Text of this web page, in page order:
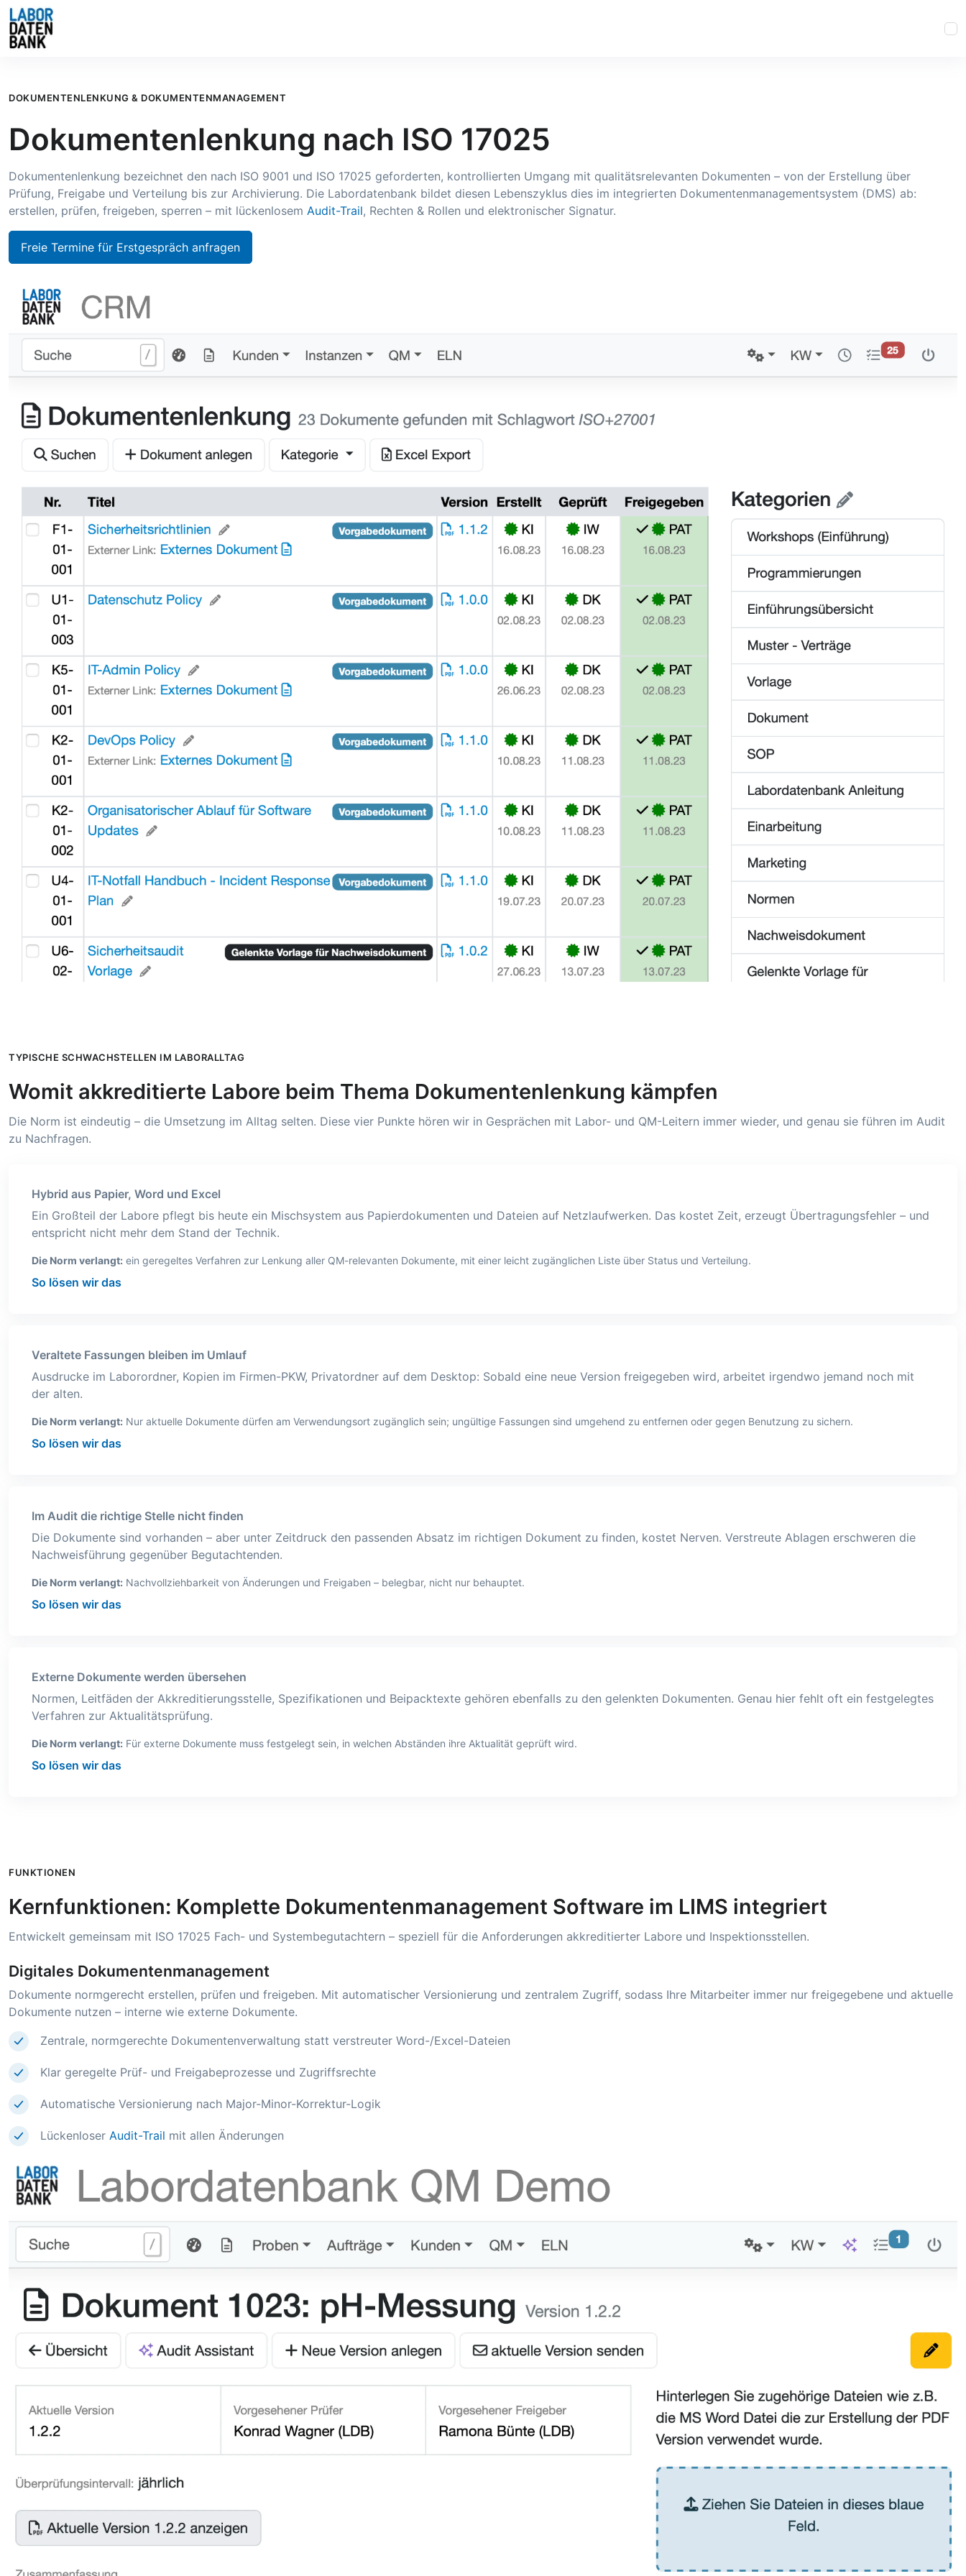
DOKUMENTENLENKUNG & DOKUMENTENMANAGEMENT
Dokumentenlenkung nach ISO 17025
Dokumentenlenkung bezeichnet den nach ISO 9001 und ISO 17025 geforderten, kontrollierten Umgang mit qualitätsrelevanten Dokumenten – von der Erstellung über
Prüfung, Freigabe und Verteilung bis zur Archivierung. Die Labordatenbank bildet diesen Lebenszyklus dies im integrierten Dokumentenmanagementsystem (DMS) ab:
erstellen, prüfen, freigeben, sperren – mit lückenlosem Audit-Trail, Rechten & Rollen und elektronischer Signatur.
Freie Termine für Erstgespräch anfragen
TYPISCHE SCHWACHSTELLEN IM LABORALLTAG
Womit akkreditierte Labore beim Thema Dokumentenlenkung kämpfen
Die Norm ist eindeutig – die Umsetzung im Alltag selten. Diese vier Punkte hören wir in Gesprächen mit Labor- und QM-Leitern immer wieder, und genau sie führen im Audit
zu Nachfragen.
Hybrid aus Papier, Word und Excel
Ein Großteil der Labore pflegt bis heute ein Mischsystem aus Papierdokumenten und Dateien auf Netzlaufwerken. Das kostet Zeit, erzeugt Übertragungsfehler – und
entspricht nicht mehr dem Stand der Technik.
Die Norm verlangt: ein geregeltes Verfahren zur Lenkung aller QM-relevanten Dokumente, mit einer leicht zugänglichen Liste über Status und Verteilung.
So lösen wir das
Veraltete Fassungen bleiben im Umlauf
Ausdrucke im Laborordner, Kopien im Firmen-PKW, Privatordner auf dem Desktop: Sobald eine neue Version freigegeben wird, arbeitet irgendwo jemand noch mit
der alten.
Die Norm verlangt: Nur aktuelle Dokumente dürfen am Verwendungsort zugänglich sein; ungültige Fassungen sind umgehend zu entfernen oder gegen Benutzung zu sichern.
So lösen wir das
Im Audit die richtige Stelle nicht finden
Die Dokumente sind vorhanden – aber unter Zeitdruck den passenden Absatz im richtigen Dokument zu finden, kostet Nerven. Verstreute Ablagen erschweren die
Nachweisführung gegenüber Begutachtenden.
Die Norm verlangt: Nachvollziehbarkeit von Änderungen und Freigaben – belegbar, nicht nur behauptet.
So lösen wir das
Externe Dokumente werden übersehen
Normen, Leitfäden der Akkreditierungsstelle, Spezifikationen und Beipacktexte gehören ebenfalls zu den gelenkten Dokumenten. Genau hier fehlt oft ein festgelegtes
Verfahren zur Aktualitätsprüfung.
Die Norm verlangt: Für externe Dokumente muss festgelegt sein, in welchen Abständen ihre Aktualität geprüft wird.
So lösen wir das
FUNKTIONEN
Kernfunktionen: Komplette Dokumentenmanagement Software im LIMS integriert
Entwickelt gemeinsam mit ISO 17025 Fach- und Systembegutachtern – speziell für die Anforderungen akkreditierter Labore und Inspektionsstellen.
Digitales Dokumentenmanagement
Dokumente normgerecht erstellen, prüfen und freigeben. Mit automatischer Versionierung und zentralem Zugriff, sodass Ihre Mitarbeiter immer nur freigegebene und aktuelle
Dokumente nutzen – interne wie externe Dokumente.
Zentrale, normgerechte Dokumentenverwaltung statt verstreuter Word-/Excel-Dateien
Klar geregelte Prüf- und Freigabeprozesse und Zugriffsrechte
Automatische Versionierung nach Major-Minor-Korrektur-Logik
Lückenloser Audit-Trail mit allen Änderungen